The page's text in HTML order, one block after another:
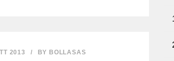
2013 / BY BOLLASAS